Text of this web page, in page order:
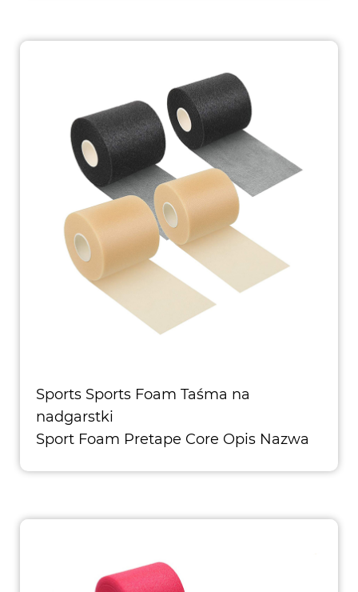
Sports Sports Foam Taśma na
nadgarstki
Sport Foam Pretape Core Opis Nazwa